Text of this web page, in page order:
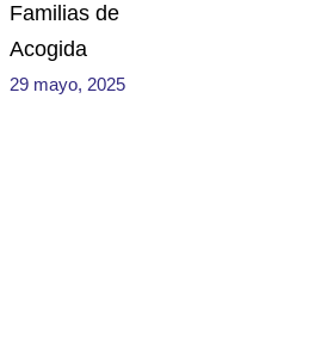
Familias de
Acogida
29 mayo, 2025